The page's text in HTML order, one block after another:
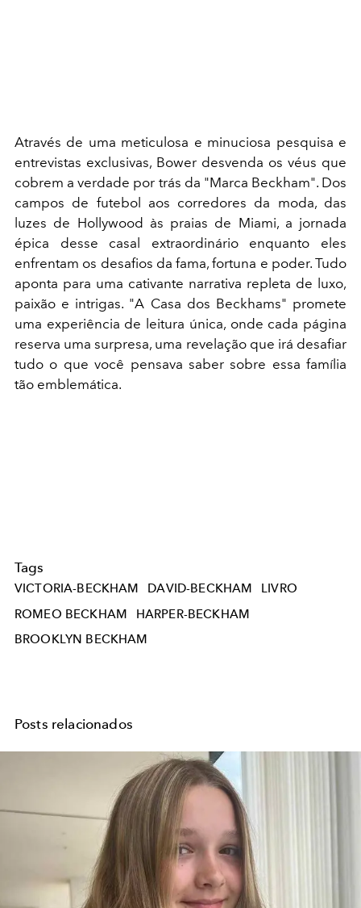
Através de uma meticulosa e minuciosa pesquisa e
entrevistas exclusivas, Bower desvenda os véus que
cobrem a verdade por trás da "Marca Beckham". Dos
campos de futebol aos corredores da moda, das
luzes de Hollywood às praias de Miami, a jornada
épica desse casal extraordinário enquanto eles
enfrentam os desafios da fama, fortuna e poder. Tudo
aponta para uma cativante narrativa repleta de luxo,
paixão e intrigas. "A Casa dos Beckhams" promete
uma experiência de leitura única, onde cada página
reserva uma surpresa, uma revelação que irá desafiar
tudo o que você pensava saber sobre essa família
tão emblemática.
Tags
VICTORIA-BECKHAM DAVID-BECKHAM
LIVRO
ROMEO BECKHAM
HARPER-BECKHAM
BROOKLYN BECKHAM
Posts relacionados